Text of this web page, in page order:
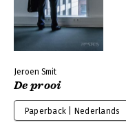
Jeroen Smit
De prooi
Paperback | Nederlands